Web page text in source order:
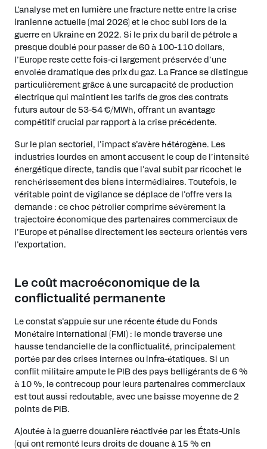
L’analyse met en lumière une fracture nette entre la crise
iranienne actuelle (mai 2026) et le choc subi lors de la
guerre en Ukraine en 2022. Si le prix du baril de pétrole a
presque doublé pour passer de 60 à 100-110 dollars,
l’Europe reste cette fois-ci largement préservée d’une
envolée dramatique des prix du gaz. La France se distingue
particulièrement grâce à une surcapacité de production
électrique qui maintient les tarifs de gros des contrats
futurs autour de 53-54 €/MWh, offrant un avantage
compétitif crucial par rapport à la crise précédente.
Sur le plan sectoriel, l’impact s’avère hétérogène. Les
industries lourdes en amont accusent le coup de l’intensité
énergétique directe, tandis que l’aval subit par ricochet le
renchérissement des biens intermédiaires. Toutefois, le
véritable point de vigilance se déplace de l’offre vers la
demande : ce choc pétrolier comprime sévèrement la
trajectoire économique des partenaires commerciaux de
l’Europe et pénalise directement les secteurs orientés vers
l’exportation.
Le coût macroéconomique de la
conflictualité permanente
Le constat s’appuie sur une récente étude du Fonds
Monétaire International (FMI) : le monde traverse une
hausse tendancielle de la conflictualité, principalement
portée par des crises internes ou infra-étatiques. Si un
conflit militaire ampute le PIB des pays belligérants de 6 %
à 10 %, le contrecoup pour leurs partenaires commerciaux
est tout aussi redoutable, avec une baisse moyenne de 2
points de PIB.
Ajoutée à la guerre douanière réactivée par les États-Unis
(qui ont remonté leurs droits de douane à 15 % en